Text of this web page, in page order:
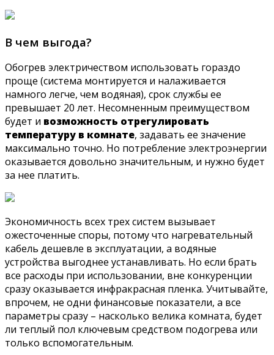
В чем выгода?
Обогрев электричеством использовать гораздо
проще (система монтируется и налаживается
намного легче, чем водяная), срок службы ее
превышает 20 лет. Несомненным преимуществом
будет и возможность отрегулировать
температуру в комнате, задавать ее значение
максимально точно. Но потребление электроэнергии
оказывается довольно значительным, и нужно будет
за нее платить.
Экономичность всех трех систем вызывает
ожесточенные споры, потому что нагревательный
кабель дешевле в эксплуатации, а водяные
устройства выгоднее устанавливать. Но если брать
все расходы при использовании, вне конкуренции
сразу оказывается инфракрасная пленка. Учитывайте,
впрочем, не одни финансовые показатели, а все
параметры сразу – насколько велика комната, будет
ли теплый пол ключевым средством подогрева или
только вспомогательным.